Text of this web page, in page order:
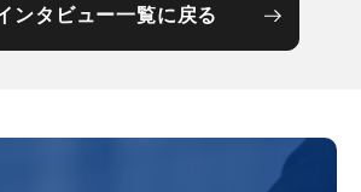
ンタビュー一覧に戻る